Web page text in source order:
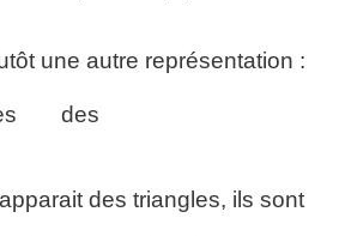
une autre représentation :
des triangles, ils sont